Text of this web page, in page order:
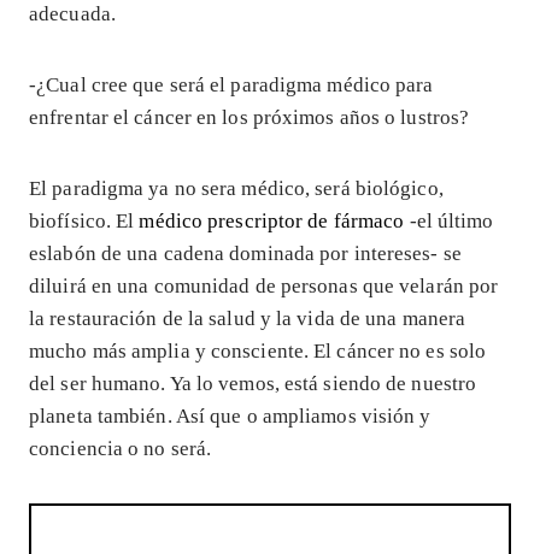
adecuada.
-¿Cual cree que será el paradigma médico para
enfrentar el cáncer en los próximos años o lustros?
El paradigma ya no sera médico, será biológico,
biofísico. Elmédico prescriptor de fármaco -el último
eslabón de una cadena dominada por intereses- se
diluirá en una comunidad de personas que velarán por
la restauración de la salud y la vida de una manera
mucho más amplia y consciente. El cáncer no es solo
del ser humano. Ya lo vemos, está siendo de nuestro
planeta también. Así que o ampliamos visión y
conciencia o no será.